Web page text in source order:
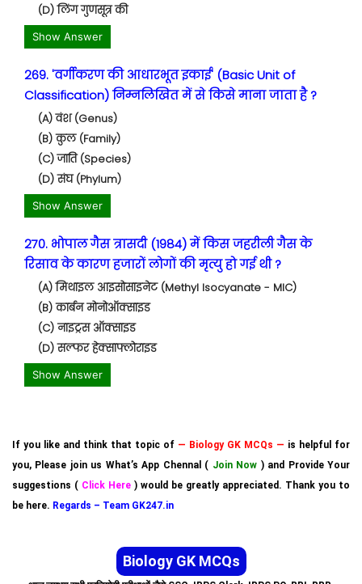
(D) लिंग गुणसूत्र की
Show Answer
269. 'वर्गीकरण की आधारभूत इकाई' (Basic Unit of
Classification) निम्नलिखित में से किसे माना जाता है ?
(A) वंश (Genus)
(B) कुल (Family)
(C) जाति (Species)
(D) संघ (Phylum)
Show Answer
270. भोपाल गैस त्रासदी (1984) में किस जहरीली गैस के
रिसाव के कारण हजारों लोगों की मृत्यु हो गई थी ?
(A) मिथाइल आइसोसाइनेट (Methyl Isocyanate - MIC)
(B) कार्बन मोनोऑक्साइड
(C) नाइट्रस ऑक्साइड
(D) सल्फर हेक्साफ्लोराइड
Show Answer
If you like and think that topic of — Biology GK MCQs — is helpful for
you, Please join us What’s App Chennal ( Join Now ) and Provide Your
suggestions ( Click Here ) would be greatly appreciated. Thank you to
be here. Regards – Team GK247.in
Biology GK MCQs